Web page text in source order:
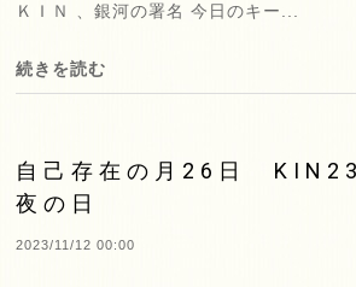
ＫＩＮ 、銀河の署名 今日のキー...
続きを読む
自己存在の月26日 KIN23
夜の日
2023/11/12 00:00